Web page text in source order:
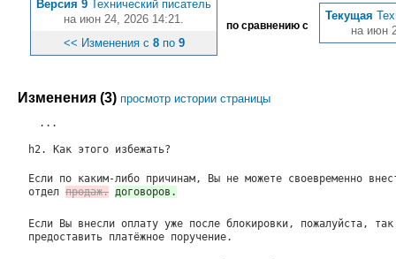
Версия 9 Технический писатель
на июн 24, 2026 14:21.
<< Изменения с 8по 9
по сравнению с
Текущая
на июн
Изменения (3) просмотр истории страницы
...
h2. Как этого избежать?
Если по каким-либо причинам, Вы не можете своевременно
отдел продаж. договоров.
Если Вы внесли оплату уже после блокировки, пожалуйста,
предоставить платёжное поручение.